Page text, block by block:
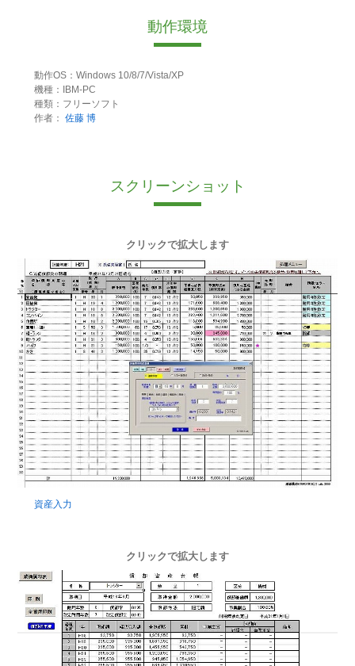
動作環境
動作OS：Windows 10/8/7/Vista/XP
機種：IBM-PC
種類：フリーソフト
作者： 佐藤 博
スクリーンショット
クリックで拡大します
資産入力
クリックで拡大します